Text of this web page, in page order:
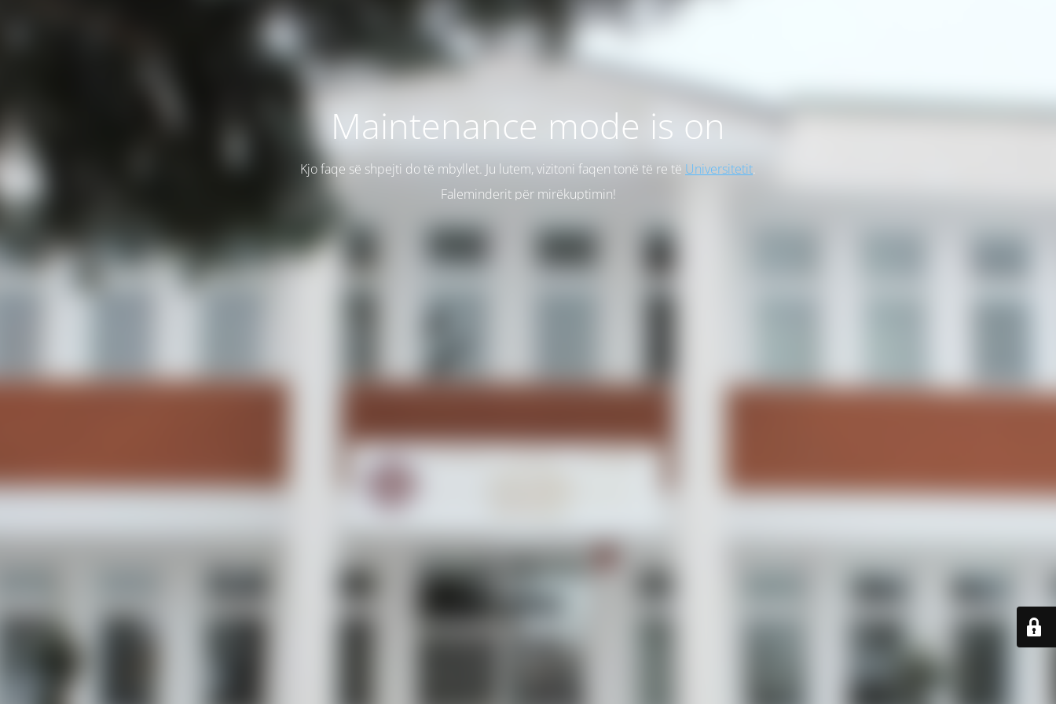
Maintenance mode is on
Kjo faqe së shpejti do të mbyllet. Ju lutem, vizitoni faqen tonë të re të Universitetit.
Faleminderit për mirëkuptimin!